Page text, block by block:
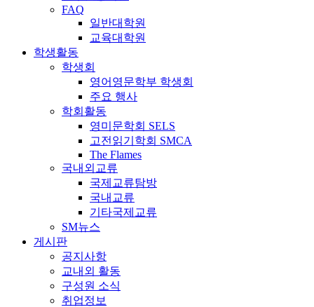
FAQ
일반대학원
교육대학원
학생활동
학생회
영어영문학부 학생회
주요 행사
학회활동
영미문학회 SELS
고전읽기학회 SMCA
The Flames
국내외교류
국제교류탐방
국내교류
기타국제교류
SM뉴스
게시판
공지사항
교내외 활동
구성원 소식
취업정보